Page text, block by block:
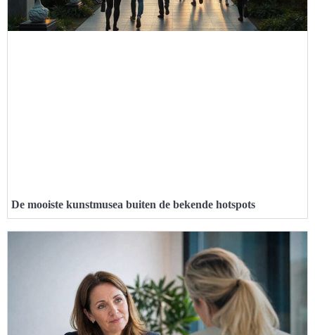
De mooiste kunstmusea buiten de bekende hotspots